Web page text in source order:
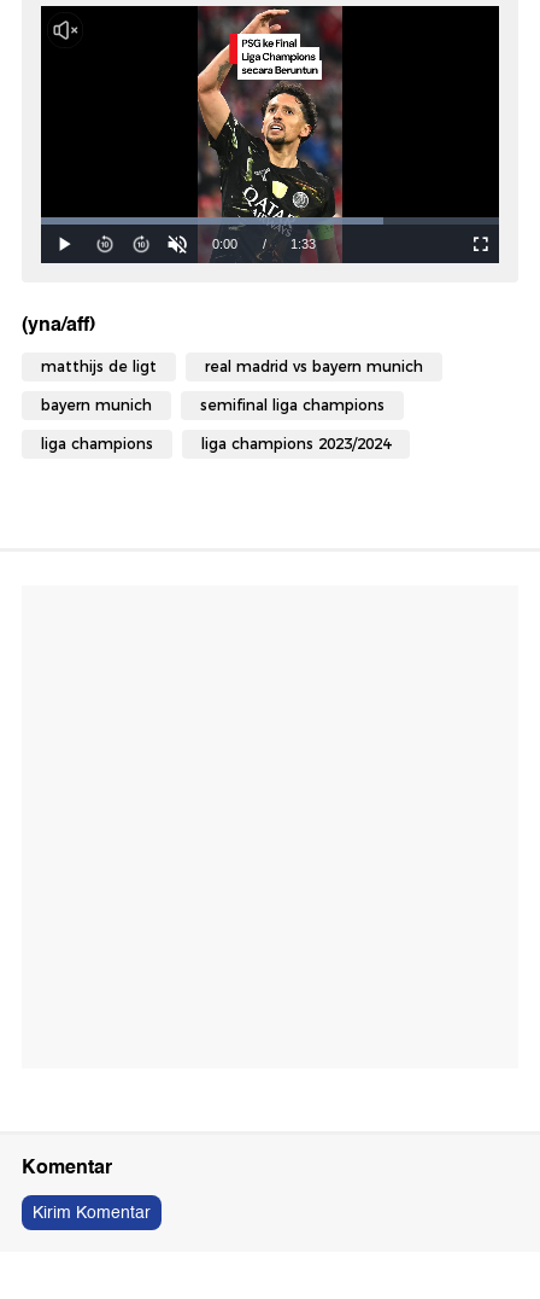
(yna/aff)
matthijs de ligt real madrid vs bayern munich
bayern munich semifinal liga champions
liga champions liga champions 2023/2024
Komentar
Kirim Komentar